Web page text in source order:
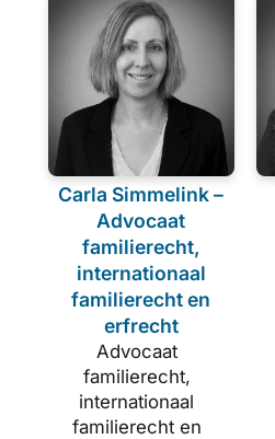
Carla Simmelink –
Advocaat
familierecht,
internationaal
familierecht en
erfrecht
Advocaat
familierecht,
internationaal
familierecht en